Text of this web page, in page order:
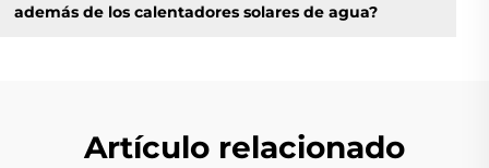
además de los calentadores solares de agua?
Artículo relacionado